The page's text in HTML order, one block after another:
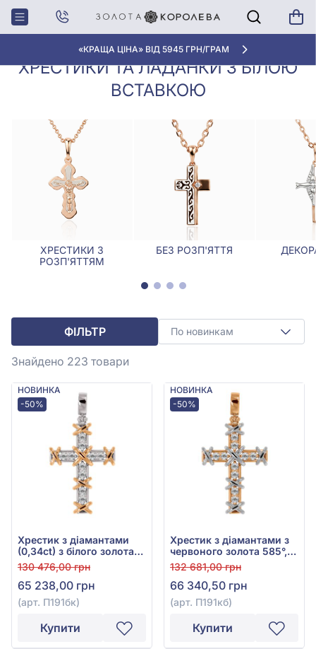
«КРАЩА ЦІНА» ВІД 5945 ГРН/ГРАМ
Головна
Хрестики,
Ладанки
Хрестики та ладанки з білою
вставкою
ХРЕСТИКИ ТА ЛАДАНКИ З БІЛОЮ
ВСТАВКОЮ
ХРЕСТИКИ З
РОЗП'ЯТТЯМ
БЕЗ РОЗП'ЯТТЯ
ФІЛЬТР По новинкам
Знайдено 223 товари
НОВИНКА
-50%
Хрестик з діамантами
(0,34ct) з білого золота
585°, арт. П191бк
130 476,00 грн
65 238,00 грн
(арт. П191бк)
Купити
НОВИНКА
-50%
Хрестик з діамантами з
червоного золота 585°,
Діамант 0,34ct, арт.
П191кб
132 681,00 грн
66 340,50 грн
(арт. П191кб)
Купити